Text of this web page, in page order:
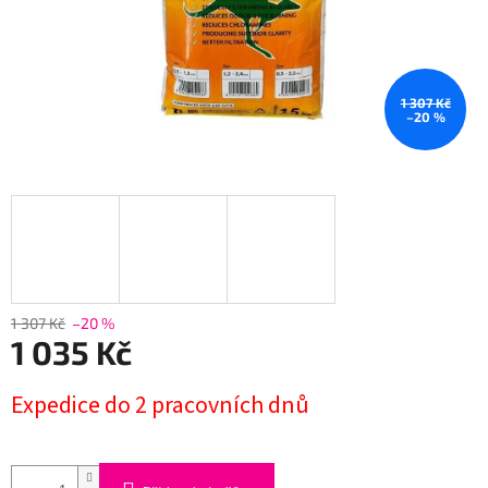
1 307 Kč
–20 %
1 307 Kč –20 %
1 035 Kč
cena:
Expedice do 2 pracovních dnů